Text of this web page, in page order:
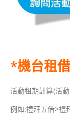
*機台租
活動租期計算(活
例如:禮拜五借>禮